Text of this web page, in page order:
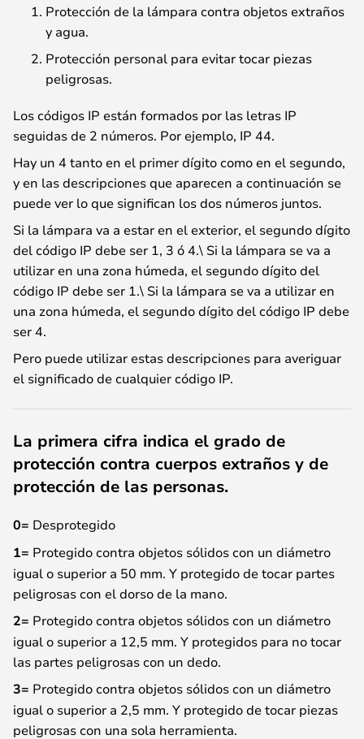
Protección de la lámpara contra objetos extraños
y agua.
Protección personal para evitar tocar piezas
peligrosas.
Los códigos IP están formados por las letras IP
seguidas de 2 números. Por ejemplo, IP 44.
Hay un 4 tanto en el primer dígito como en el segundo,
y en las descripciones que aparecen a continuación se
puede ver lo que significan los dos números juntos.
Si la lámpara va a estar en el exterior, el segundo dígito
del código IP debe ser 1, 3 ó 4.\ Si la lámpara se va a
utilizar en una zona húmeda, el segundo dígito del
código IP debe ser 1.\ Si la lámpara se va a utilizar en
una zona húmeda, el segundo dígito del código IP debe
ser 4.
Pero puede utilizar estas descripciones para averiguar
el significado de cualquier código IP.
La primera cifra indica el grado de
protección contra cuerpos extraños y de
protección de las personas.
0= Desprotegido
1= Protegido contra objetos sólidos con un diámetro
igual o superior a 50 mm. Y protegido de tocar partes
peligrosas con el dorso de la mano.
2= Protegido contra objetos sólidos con un diámetro
igual o superior a 12,5 mm. Y protegidos para no tocar
las partes peligrosas con un dedo.
3= Protegido contra objetos sólidos con un diámetro
igual o superior a 2,5 mm. Y protegido de tocar piezas
peligrosas con una sola herramienta.